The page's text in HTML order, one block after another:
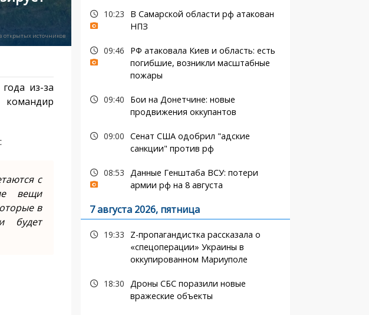
открытых источников
из-за
командир
с
вещи
в
будет
10:23
В Самарской области рф атакован
НПЗ
09:46
РФ атаковала Киев и область: есть
погибшие, возникли масштабные
пожары
09:40
Бои на Донетчине: новые
продвижения оккупантов
09:00 Сенат США одобрил "адские
санкции" против рф
08:53 Данные Генштаба ВСУ: потери
армии рф на 8 августа
7 августа 2026, пятница
19:33
Z-пропагандистка рассказала о
«спецоперации» Украины в
оккупированном Мариуполе
18:30 Дроны СБС поразили новые
вражеские объекты